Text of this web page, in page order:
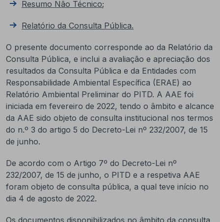
Resumo Não Técnico;
Relatório da Consulta Pública.
O presente documento corresponde ao da Relatório da
Consulta Pública, e inclui a avaliação e apreciação dos
resultados da Consulta Pública e da Entidades com
Responsabilidade Ambiental Específica (ERAE) ao
Relatório Ambiental Preliminar do PITD. A AAE foi
iniciada em fevereiro de 2022, tendo o âmbito e alcance
da AAE sido objeto de consulta institucional nos termos
do n.º 3 do artigo 5 do Decreto-Lei nº 232/2007, de 15
de junho.
De acordo com o Artigo 7º do Decreto-Lei nº
232/2007, de 15 de junho, o PITD e a respetiva AAE
foram objeto de consulta pública, a qual teve início no
dia 4 de agosto de 2022.
Os documentos disponibilizados no âmbito da consulta